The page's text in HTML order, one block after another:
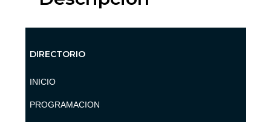
DIRECTORIO
INICIO
PROGRAMACION